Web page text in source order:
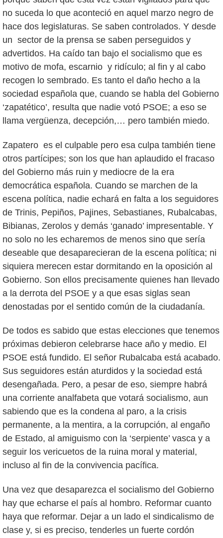
no suceda lo que aconteció en aquel marzo negro de
hace dos legislaturas. Se saben controlados. Y desde
un sector de la prensa se saben perseguidos y
advertidos. Ha caído tan bajo el socialismo que es
motivo de mofa, escarnio y ridículo; al fin y al cabo
recogen lo sembrado. Es tanto el daño hecho a la
sociedad española que, cuando se habla del Gobierno
‘zapatético’, resulta que nadie votó PSOE; a eso se
llama vergüenza, decepción,… pero también miedo.
Zapatero es el culpable pero esa culpa también tiene
otros partícipes; son los que han aplaudido el fracaso
del Gobierno más ruin y mediocre de la era
democrática española. Cuando se marchen de la
escena política, nadie echará en falta a los seguidores
de Trinis, Pepiños, Pajines, Sebastianes, Rubalcabas,
Bibianas, Zerolos y demás ‘ganado’ impresentable. Y
no solo no les echaremos de menos sino que sería
deseable que desaparecieran de la escena política; ni
siquiera merecen estar dormitando en la oposición al
Gobierno. Son ellos precisamente quienes han llevado
a la derrota del PSOE y a que esas siglas sean
denostadas por el sentido común de la ciudadanía.
De todos es sabido que estas elecciones que tenemos
próximas debieron celebrarse hace año y medio. El
PSOE está fundido. El señor Rubalcaba está acabado.
Sus seguidores están aturdidos y la sociedad está
desengañada. Pero, a pesar de eso, siempre habrá
una corriente analfabeta que votará socialismo, aun
sabiendo que es la condena al paro, a la crisis
permanente, a la mentira, a la corrupción, al engaño
de Estado, al amiguismo con la ‘serpiente’ vasca y a
seguir los vericuetos de la ruina moral y material,
incluso al fin de la convivencia pacífica.
Una vez que desaparezca el socialismo del Gobierno
hay que echarse el país al hombro. Reformar cuanto
haya que reformar. Dejar a un lado el sindicalismo de
clase y, si es preciso, tenderles un fuerte cordón